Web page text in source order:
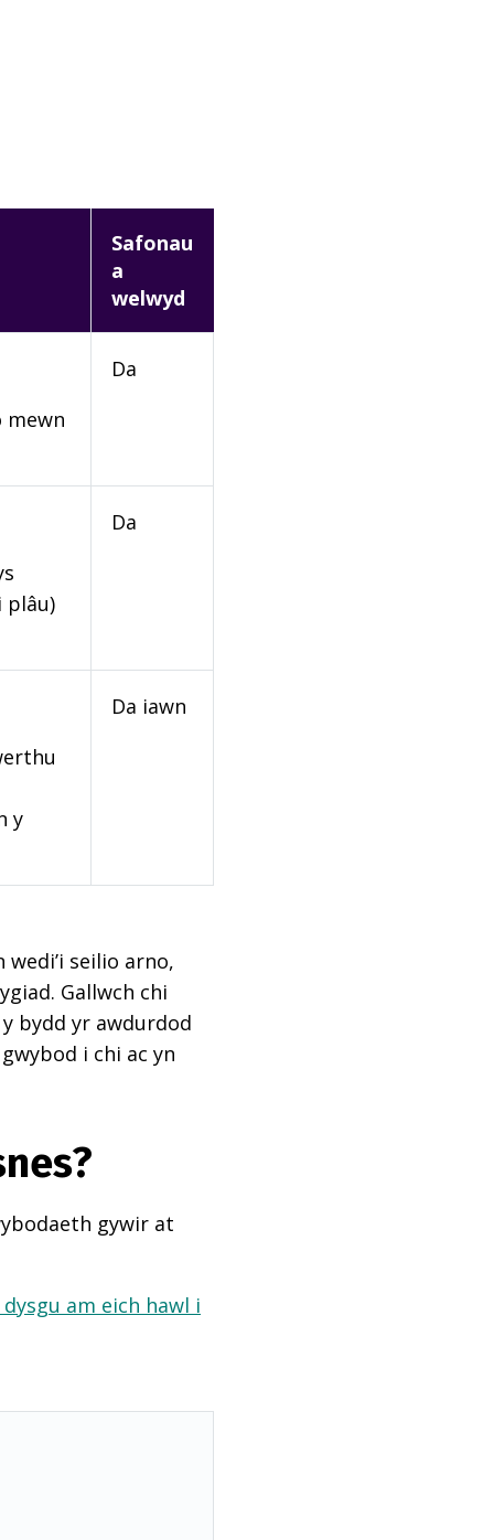
Safonau
a
welwyd
mewn
Da
plâu)
Da
y
Da iawn
seilio arno,
Gallwch chi
bydd yr awdurdod
i chi ac yn
gywir at
am eich hawl i